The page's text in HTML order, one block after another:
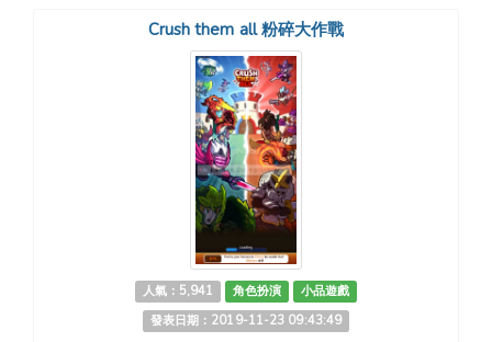
Crush them all 粉碎大作戰
人氣：5,941 角色扮演
小品遊戲
發表日期：2019-11-23 09:43:49